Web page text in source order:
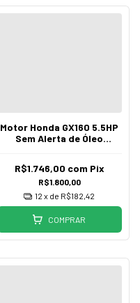
Motor Honda GX160 5.5HP
Sem Alerta de Óleo
R$1.800,00
R$1.746,00 com Pix
12 x de R$182,42
COMPRAR